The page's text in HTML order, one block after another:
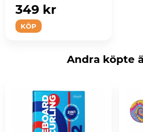
KÖP
349 kr
Andra köpte